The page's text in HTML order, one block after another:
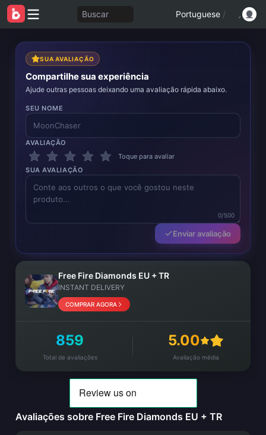
Buscar Portuguese /
SUA AVALIAÇÃO
Compartilhe sua experiência
Ajude outras pessoas deixando uma avaliação rápida abaixo.
SEU NOME
AVALIAÇÃO
Toque para avaliar
SUA AVALIAÇÃO
0/500
Enviar avaliação
Free Fire Diamonds EU + TR
INSTANT DELIVERY
COMPRAR AGORA
859
Total de avaliações
5.00
Avaliação média
Avaliações sobre Free Fire Diamonds EU + TR